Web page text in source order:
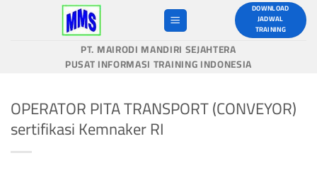
DOWNLOAD
JADWAL
TRAINING
PT. MAIRODI MANDIRI SEJAHTERA
PUSAT INFORMASI TRAINING INDONESIA
OPERATOR PITA TRANSPORT (CONVEYOR)
sertifikasi Kemnaker RI